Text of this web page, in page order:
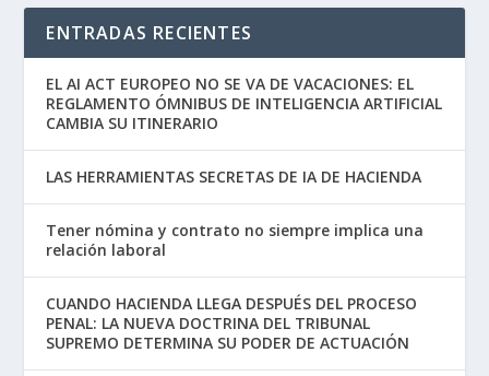
ENTRADAS RECIENTES
EL AI ACT EUROPEO NO SE VA DE VACACIONES: EL
REGLAMENTO ÓMNIBUS DE INTELIGENCIA ARTIFICIAL
CAMBIA SU ITINERARIO
LAS HERRAMIENTAS SECRETAS DE IA DE HACIENDA
Tener nómina y contrato no siempre implica una
relación laboral
CUANDO HACIENDA LLEGA DESPUÉS DEL PROCESO
PENAL: LA NUEVA DOCTRINA DEL TRIBUNAL
SUPREMO DETERMINA SU PODER DE ACTUACIÓN